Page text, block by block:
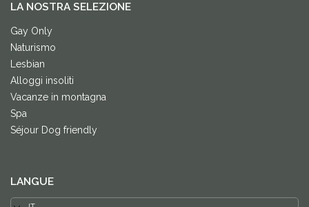
LA NOSTRA SELEZIONE
Gay Only
Naturismo
Lesbian
Alloggi insoliti
Vacanze in montagna
Spa
Séjour Dog friendly
LANGUE